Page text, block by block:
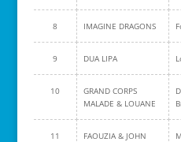
8 IMAGINE DRAGONS
9 DUA LIPA
10
GRAND CORPS
MALADE & LOUANE
11
FAOUZIA & JOHN